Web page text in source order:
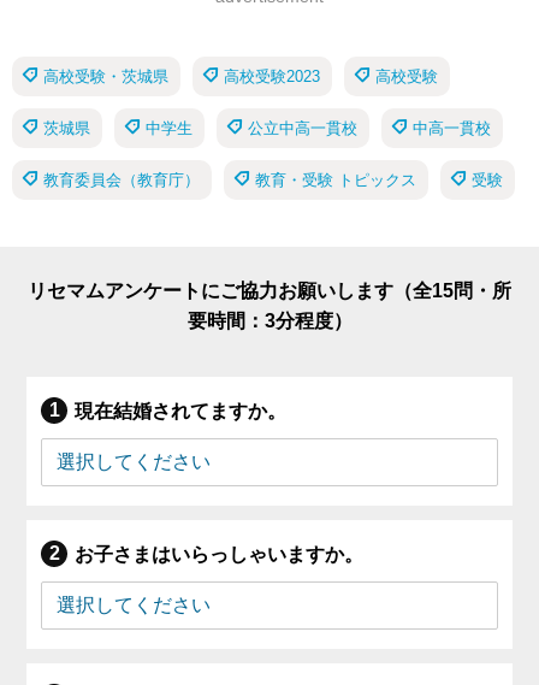
高校受験・茨城県 高校受験2023 高校受験
茨城県 中学生 公立中高一貫校 中高一貫校
教育委員会（教育庁） 教育・受験 トピックス 受験
リセマムアンケートにご協力お願いします（全15問・所
要時間：3分程度）
現在結婚されてますか。
お子さまはいらっしゃいますか。